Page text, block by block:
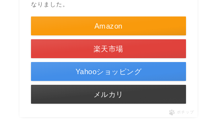
なりました。
Amazon
楽天市場
Yahooショッピング
メルカリ
ポチップ